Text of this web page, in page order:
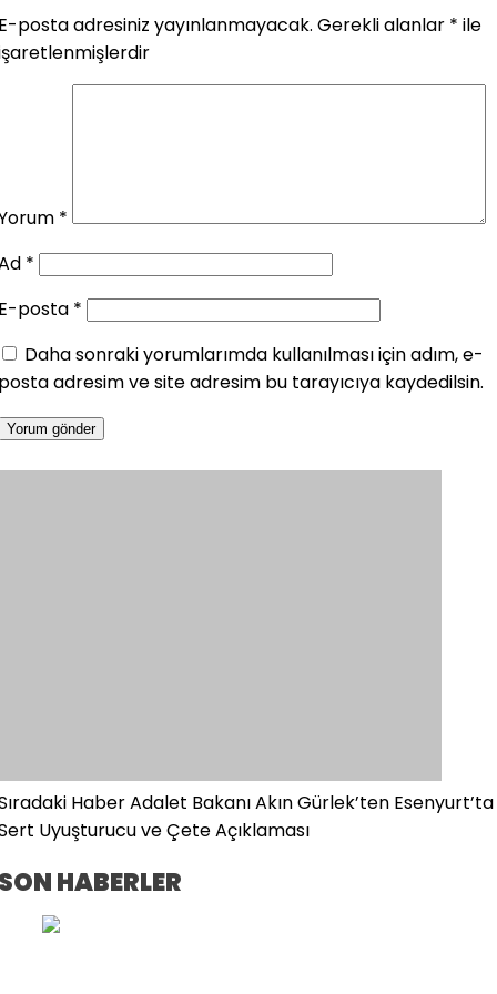
posta adresiniz yayınlanmayacak. Gerekli alanlar * ile
*
*
posta *
Daha sonraki yorumlarımda kullanılması için adım, e-
adresim ve site adresim bu tarayıcıya kaydedilsin.
HaberAdalet Bakanı Akın Gürlek’ten Esenyurt’ta
Uyuşturucu ve Çete Açıklaması
HABERLER